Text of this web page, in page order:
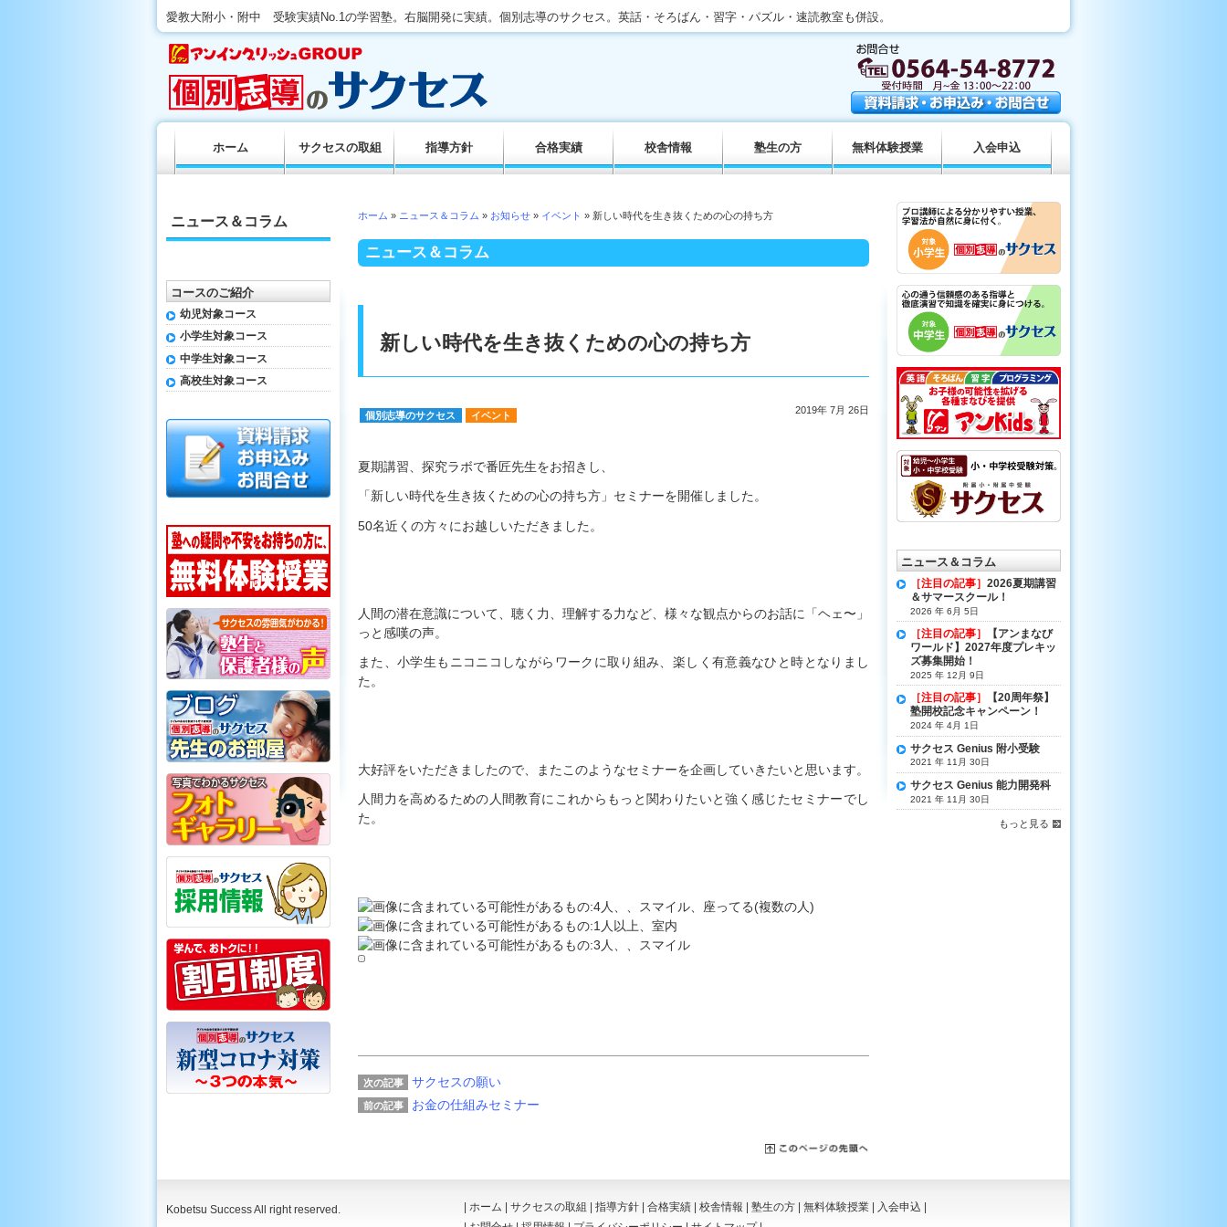
愛教大附小・附中 受験実績No.1の学習塾。右脳開発に実績。個別志導のサクセス。英話・そろばん・習字・パズル・速読教室も併設。
ホーム » ニュース＆コラム » お知らせ » イベント » 新しい時代を生き抜くための心の持ち方
ニュース＆コラム
新しい時代を生き抜くための心の持ち方
個別志導のサクセス イベント 2019年 7月 26日
夏期講習、探究ラボで番匠先生をお招きし、
「新しい時代を生き抜くための心の持ち方」セミナーを開催しました。
50名近くの方々にお越しいただきました。
人間の潜在意識について、聴く力、理解する力など、様々な観点からのお話に「ヘェ〜」
っと感嘆の声。
また、小学生もニコニコしながらワークに取り組み、楽しく有意義なひと時となりまし
た。
大好評をいただきましたので、またこのようなセミナーを企画していきたいと思います。
人間力を高めるための人間教育にこれからもっと関わりたいと強く感じたセミナーでし
た。
次の記事 サクセスの願い
前の記事 お金の仕組みセミナー
ホーム サクセスの取組 指導方針 合格実績 校舎情報 塾生の方 無料体験授業 入会申込
ニュース＆コラム
コースのご紹介
幼児対象コース
小学生対象コース
中学生対象コース
高校生対象コース
ニュース＆コラム
［注目の記事］ 2026夏期講習
＆サマースクール！
2026 年 6月 5日
［注目の記事］
【アンまなび
ワールド】2027年度プレキッ
ズ募集開始！
2025 年 12月 9日
［注目の記事］
【20周年祭】
塾開校記念キャンペーン！
2024 年 4月 1日
サクセス Genius 附小受験
2021 年 11月 30日
サクセス Genius 能力開発科
2021 年 11月 30日
もっと見る
Kobetsu Success All right reserved. |ホーム |サクセスの取組 |指導方針 |合格実績 |校舎情報 |塾生の方 |無料体験授業 | 入会申込 |